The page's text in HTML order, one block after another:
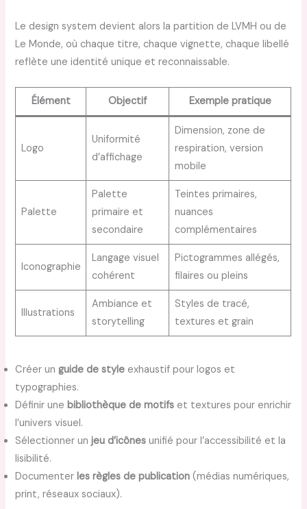
Le design system devient alors la partition de LVMH ou de
Le Monde, où chaque titre, chaque vignette, chaque libellé
reflète une identité unique et reconnaissable.
Élément Objectif Exemple pratique
Logo
Uniformité
d’affichage
Dimension, zone de
respiration, version
mobile
Palette
Palette
primaire et
secondaire
Teintes primaires,
nuances
complémentaires
Iconographie
Langage visuel
cohérent
Pictogrammes allégés,
filaires ou pleins
Illustrations
Ambiance et
storytelling
Styles de tracé,
textures et grain
Créer un guide de style exhaustif pour logos et
typographies.
Définir unebibliothèque de motifs et textures pour enrichir
l’univers visuel.
Sélectionner unjeu d’icônes unifié pour l’accessibilité et la
lisibilité.
Documenterles règles de publication (médias numériques,
print, réseaux sociaux).